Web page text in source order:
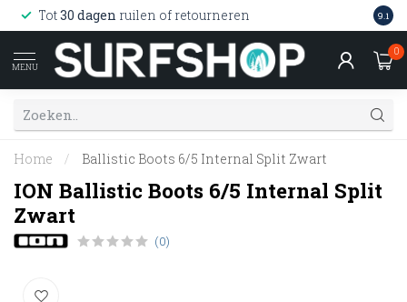
Tot30 dagen ruilen of retourneren 9.1
MENU
0
Home / Ballistic Boots 6/5 Internal Split Zwart
ION Ballistic Boots 6/5 Internal Split
Zwart
(0)